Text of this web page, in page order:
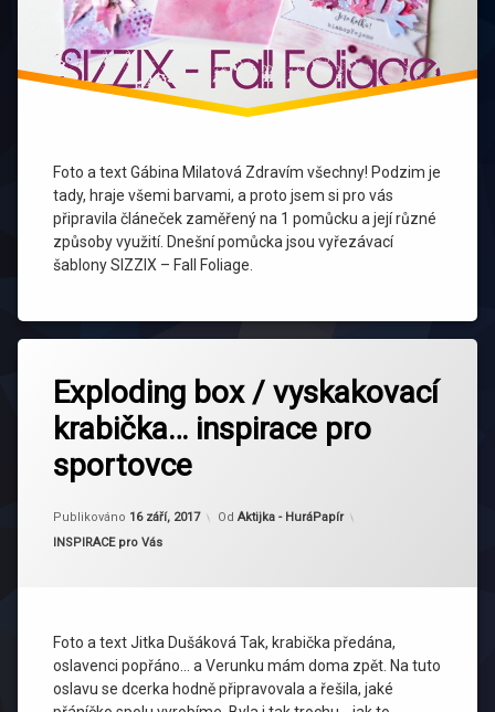
Foto a text Gábina Milatová Zdravím všechny! Podzim je
tady, hraje všemi barvami, a proto jsem si pro vás
připravila článeček zaměřený na 1 pomůcku a její různé
způsoby využití. Dnešní pomůcka jsou vyřezávací
šablony SIZZIX – Fall Foliage.
Exploding box / vyskakovací
krabička… inspirace pro
sportovce
Publikováno 16 září, 2017
Aktualizováno 16 září, 2017
Od Aktijka - HuráPapír
Kategorie:
INSPIRACE pro Vás
Foto a text Jitka Dušáková Tak, krabička předána,
oslavenci popřáno… a Verunku mám doma zpět. Na tuto
oslavu se dcerka hodně připravovala a řešila, jaké